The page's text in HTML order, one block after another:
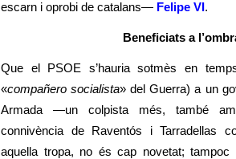
escarn i oprobi de catalans— Felipe VI .
Beneficiats a
Que el PSOE s’hauria sotmès en
«compañero socialista» del Guerra) a un
Armada —un colpista més, també
connivència de Raventós i Tarradellas
aquella tropa, no és cap novetat;